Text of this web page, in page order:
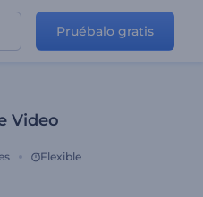
Pruébalo gratis
Video
Flexible